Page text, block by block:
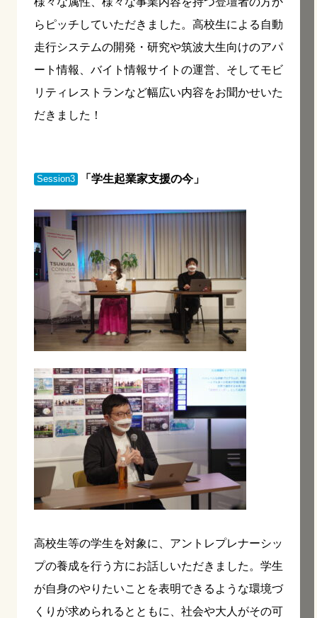
らピッチしていただきました。高校生による自動
走行システムの開発・研究や筑波大生向けのアパ
ート情報、バイト情報サイトの運営、そしてモビ
リティレストランなど幅広い内容をお聞かせいた
だきました！
Session3 「学生起業家支援の今」
高校生等の学生を対象に、アントレプレナーシッ
プの養成を行う方にお話しいただきました。学生
が自身のやりたいことを表明できるような環境づ
くりが求められるとともに、社会や大人がその可